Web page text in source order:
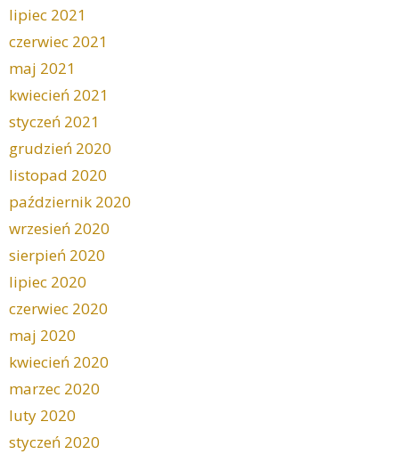
lipiec 2021
czerwiec 2021
maj 2021
kwiecień 2021
styczeń 2021
grudzień 2020
listopad 2020
październik 2020
wrzesień 2020
sierpień 2020
lipiec 2020
czerwiec 2020
maj 2020
kwiecień 2020
marzec 2020
luty 2020
styczeń 2020